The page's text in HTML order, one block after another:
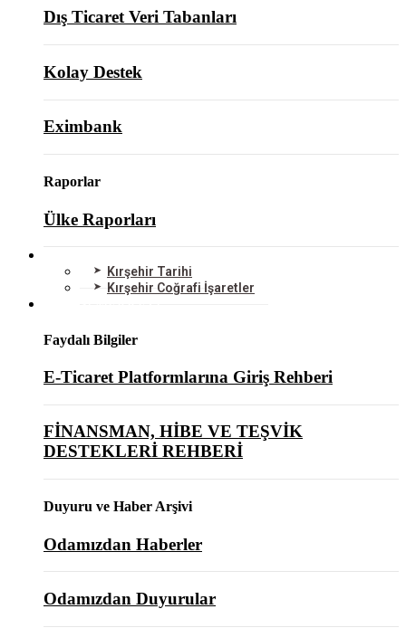
Dış Ticaret Veri Tabanları
Kolay Destek
Eximbank
Raporlar
Ülke Raporları
Kırşehir Tarihi
Kırşehir Coğrafi İşaretler
Faydalı Bilgiler
E-Ticaret Platformlarına Giriş Rehberi
FİNANSMAN, HİBE VE TEŞVİK
DESTEKLERİ REHBERİ
Duyuru ve Haber Arşivi
Odamızdan Haberler
Odamızdan Duyurular